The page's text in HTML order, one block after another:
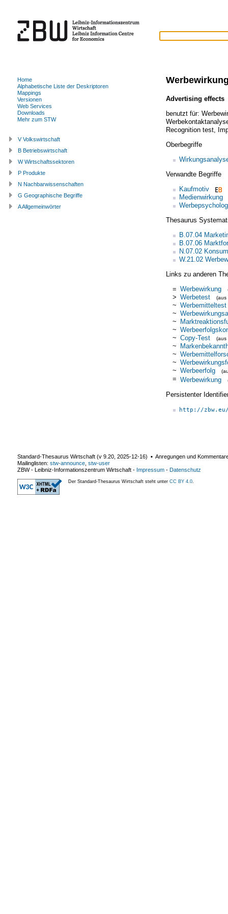
Advertising effects
benutzt für:
Recognition test,
Oberbegriffe
Verwandte Begriffe
Kaufmotiv
Medienwirkung
Thesaurus
B.07.04
B.07.06
N.07.02
W.21.02
Links zu anderen
= Werbewirkung
> Werbetest (aus
~ Werbemitteltest
~
~
~
~ Copy-Test (aus
~
~
~
~ Werbeerfolg
= Werbewirkung
Persistenter
http://
Home
Alphabetische Liste der Deskriptoren
Mappings
Versionen
Web Services
Downloads
Mehr zum STW
V Volkswirtschaft
B Betriebswirtschaft
W Wirtschaftssektoren
P Produkte
N Nachbarwissenschaften
G Geographische Begriffe
A Allgemeinwörter
Standard-Thesaurus Wirtschaft (v 9.20 2025-12-16) ▪ Anregungen und
Mailinglisten: stw-announce stw-user
ZBW - Leibniz-Informationszentrum Wirtschaft - Impressum - Datenschutz
Der Standard-Thesaurus Wirtschaft steht unter CC BY 4.0